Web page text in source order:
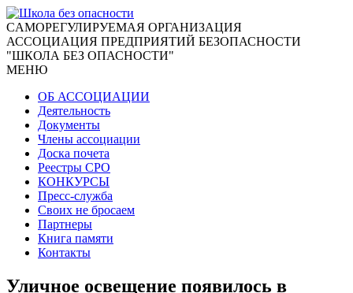
CАМОРЕГУЛИРУЕМАЯ ОРГАНИЗАЦИЯ
АССОЦИАЦИЯ ПРЕДПРИЯТИЙ БЕЗОПАСНОСТИ
"ШКОЛА БЕЗ ОПАСНОСТИ"
МЕНЮ
ОБ АССОЦИАЦИИ
Деятельность
Документы
Члены ассоциации
Доска почета
Реестры СРО
КОНКУРСЫ
Пресс-служба
Своих не бросаем
Партнеры
Книга памяти
Контакты
Уличное освещение появилось в